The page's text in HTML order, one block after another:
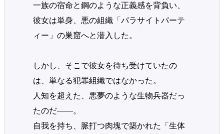
一族の宿命と鋼のような正義感を背負い、
彼女は単身、悪の組織「パラサイトパーテ
ィー」の巣窟へと潜入した。
しかし、そこで彼女を待ち受けていたの
は、単なる犯罪組織ではなかった。
人知を超えた、悪夢のような生物兵器だっ
たのだ――。
自我を持ち、脈打つ肉塊で築かれた「生体